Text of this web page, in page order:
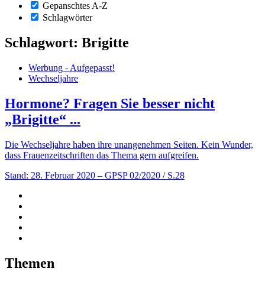
Gepanschtes A-Z
Schlagwörter
Schlagwort: Brigitte
Werbung - Aufgepasst!
Wechseljahre
Hormone? Fragen Sie besser nicht
„Brigitte“ ...
Die Wechseljahre haben ihre unangenehmen Seiten. Kein Wunder,
dass Frauenzeitschriften das Thema gern aufgreifen.
Stand: 28. Februar 2020 – GPSP 02/2020 / S.28
Themen